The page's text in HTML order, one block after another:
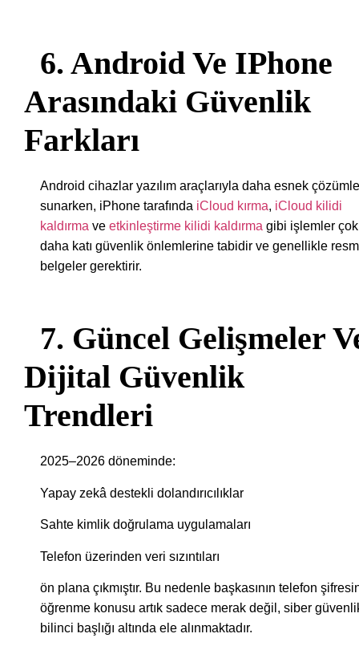
6. Android Ve IPhone
Arasındaki Güvenlik
Farkları
Android cihazlar yazılım araçlarıyla daha esnek
sunarken, iPhone tarafında iCloud kırma, iCloud kilidi
kaldırma ve etkinleştirme kilidi kaldırma gibi işlemler çok
daha katı güvenlik önlemlerine tabidir ve genellikle
belgeler gerektirir.
7. Güncel Gelişmeler
Dijital Güvenlik
Trendleri
2025–2026 döneminde:
Yapay zekâ destekli dolandırıcılıklar
Sahte kimlik doğrulama uygulamaları
Telefon üzerinden veri sızıntıları
ön plana çıkmıştır. Bu nedenle başkasının telefon
öğrenme konusu artık sadece merak değil, siber
bilinci başlığı altında ele alınmaktadır.